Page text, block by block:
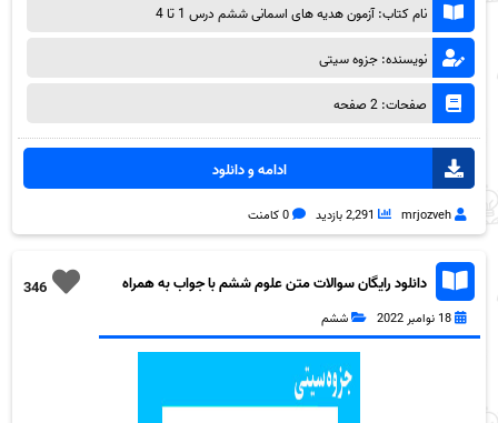
نام کتاب: آزمون هدیه های اسمانی ششم درس 1 تا 4
نویسنده: جزوه سیتی
صفحات: 2 صفحه
ادامه و دانلود
mrjozveh 2,291 بازدید 0 کامنت
346
دانلود رایگان سوالات متن علوم ششم با جواب به همراه
18 نوامبر 2022 ششم